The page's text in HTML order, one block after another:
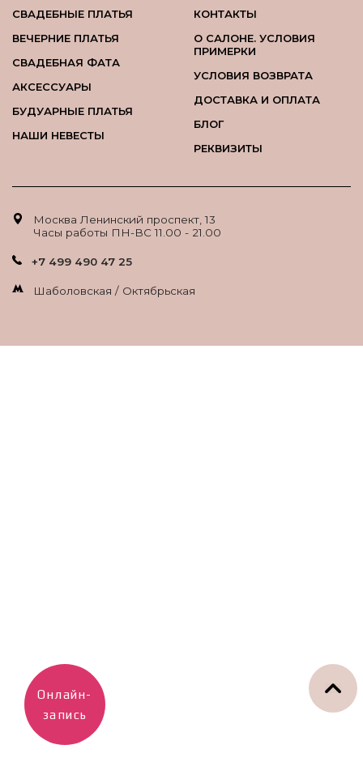
СВАДЕБНЫЕ ПЛАТЬЯ
ВЕЧЕРНИЕ ПЛАТЬЯ
СВАДЕБНАЯ ФАТА
АКСЕССУАРЫ
БУДУАРНЫЕ ПЛАТЬЯ
НАШИ НЕВЕСТЫ
КОНТАКТЫ
О САЛОНЕ. УСЛОВИЯ
ПРИМЕРКИ
УСЛОВИЯ ВОЗВРАТА
ДОСТАВКА И ОПЛАТА
БЛОГ
РЕКВИЗИТЫ
Москва Ленинский проспект, 13
Часы работы ПН-ВС 11.00 - 21.00
+7 499 490 47 25
Шаболовская / Октябрьская
Онлайн-
запись